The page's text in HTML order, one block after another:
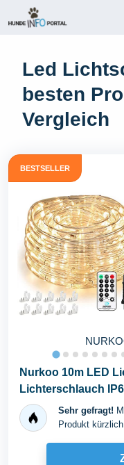
Inhalt
Led
besten
Vergleich
BESTSELLER
Nurkoo 10m LED
Lichterschlauch
Strombetrieben...
Sehr gefragt!
Produkt